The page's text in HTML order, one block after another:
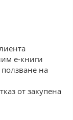
е-книги
на
от закупена